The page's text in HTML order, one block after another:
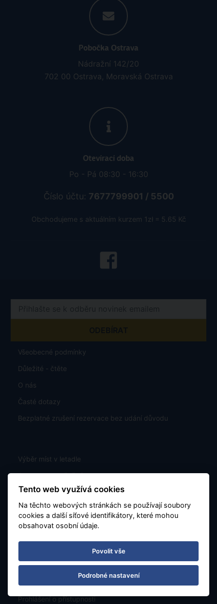
Pobočka Ostrava
Nádražní 142/20
702 00 Ostrava, Moravská Ostrava
Otevírací doba
Po - Pá 08:30 - 16:30
Číslo účtu: 7677799901 / 5500
Obchodujeme s aktuálním kurzem 1zł = 5.65 Kč
Všeobecné podmínky
Důležité - čtěte
O nás
Časté dotazy
Bezplatné zrušení rezervace bez udání důvodu
Výběr míst v letadle
Garance nezměněné ceny
Bezplatná změna rezervace
Exotika s Airbusem
Exotika Dreamlinerem
Karta stálého klienta
Figlokluby
Prohlášení o přístupnosti
Tento web využívá cookies
Na těchto webových stránkách se používají soubory
cookies a další síťové identifikátory, které mohou
obsahovat osobní údaje.
Povolit vše
Podrobné nastavení